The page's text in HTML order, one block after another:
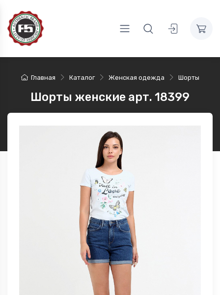
Главная Каталог Женская одежда Шорты
Шорты женские арт. 18399